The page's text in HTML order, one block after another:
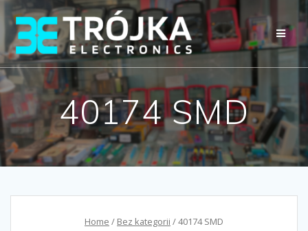
Przejdź
do
treści
40174 SMD
Home / Bez kategorii / 40174 SMD